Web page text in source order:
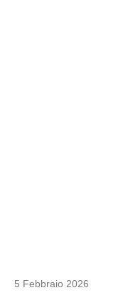
5 Febbraio 2026